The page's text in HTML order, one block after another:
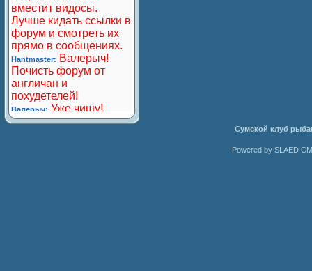
Сумской клуб
Powered by SLAED